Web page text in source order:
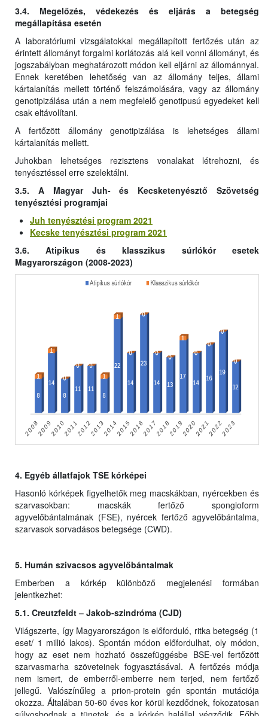
3.4. Megelőzés, védekezés és eljárás a betegség
megállapítása esetén
A laboratóriumi vizsgálatokkal megállapított fertőzés után az
érintett állományt forgalmi korlátozás alá kell vonni állományt, és
jogszabályban meghatározott módon kell eljárni az állománnyal.
Ennek keretében lehetőség van az állomány teljes, állami
kártalanítás mellett történő felszámolására, vagy az állomány
genotipizálása után a nem megfelelő genotipusú egyedeket kell
csak eltávolítani.
A fertőzött állomány genotipizálása is lehetséges állami
kártalanítás mellett.
Juhokban lehetséges rezisztens vonalakat létrehozni, és
tenyésztéssel erre szelektálni.
3.5. A Magyar Juh- és Kecsketenyésztő Szövetség
tenyésztési programjai
Juh tenyésztési program 2021
Kecske tenyésztési program 2021
3.6. Atipikus és klasszikus súrlókór esetek
Magyarországon (2008-2023)
4. Egyéb állatfajok TSE kórképei
Hasonló kórképek figyelhetők meg macskákban, nyércekben és
szarvasokban: macskák fertőző spongioform
agyvelőbántalmának (FSE), nyércek fertőző agyvelőbántalma,
szarvasok sorvadásos betegsége (CWD).
5. Humán szivacsos agyvelőbántalmak
Emberben a kórkép különböző megjelenési formában
jelentkezhet:
5.1. Creutzfeldt – Jakob-szindróma (CJD)
Világszerte, így Magyarországon is előforduló, ritka betegség (1
eset/ 1 millió lakos). Spontán módon előfordulhat, oly módon,
hogy az eset nem hozható összefüggésbe BSE-vel fertőzött
szarvasmarha szöveteinek fogyasztásával. A fertőzés módja
nem ismert, de emberről-emberre nem terjed, nem fertőző
jellegű. Valószínűleg a prion-protein gén spontán mutációja
okozza. Általában 50-60 éves kor körül kezdődnek, fokozatosan